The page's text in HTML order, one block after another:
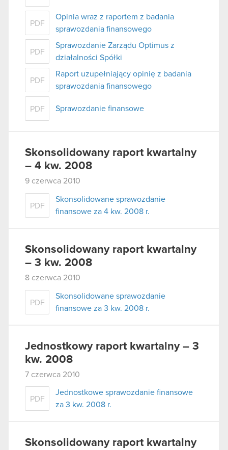
PDF
Opinia wraz z raportem z badania
sprawozdania finansowego
PDF
Sprawozdanie Zarządu Optimus z
działalności Spółki
PDF
Raport uzupełniający opinię z badania
sprawozdania finansowego
PDF Sprawozdanie finansowe
Skonsolidowany raport kwartalny
– 4 kw. 2008
9 czerwca 2010
PDF
Skonsolidowane sprawozdanie
finansowe za 4 kw. 2008 r.
Skonsolidowany raport kwartalny
– 3 kw. 2008
8 czerwca 2010
PDF
Skonsolidowane sprawozdanie
finansowe za 3 kw. 2008 r.
Jednostkowy raport kwartalny – 3
kw. 2008
7 czerwca 2010
PDF
Jednostkowe sprawozdanie finansowe
za 3 kw. 2008 r.
Skonsolidowany raport kwartalny